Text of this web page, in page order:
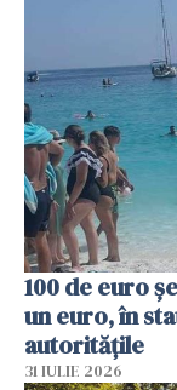
100 de euro
un euro, în
autoritățile
31 IULIE 2026